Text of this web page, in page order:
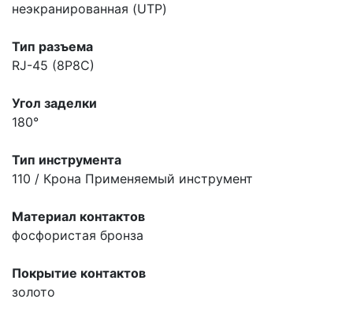
неэкранированная (UTP)
Тип разъема
RJ-45 (8P8C)
Угол заделки
180°
Тип инструмента
110 / Крона Применяемый инструмент
Материал контактов
фосфористая бронза
Покрытие контактов
золото